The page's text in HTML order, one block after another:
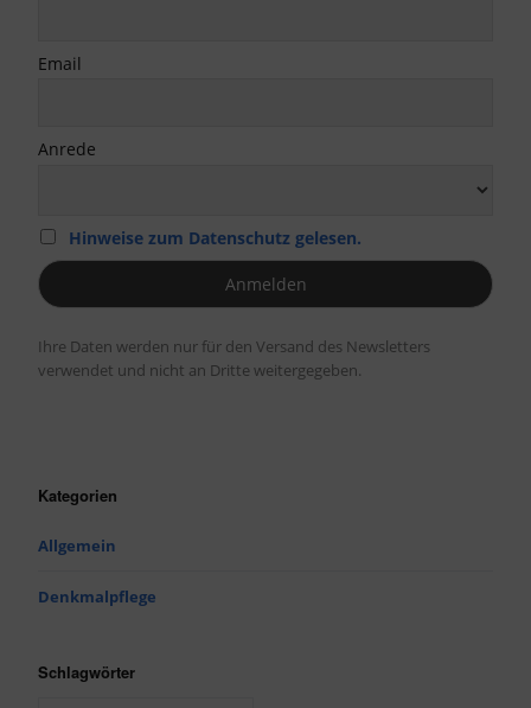
Email
Anrede
Hinweise zum Datenschutz gelesen.
Ihre Daten werden nur für den Versand des Newsletters
verwendet und nicht an Dritte weitergegeben.
Kategorien
Allgemein
Denkmalpflege
Schlagwörter